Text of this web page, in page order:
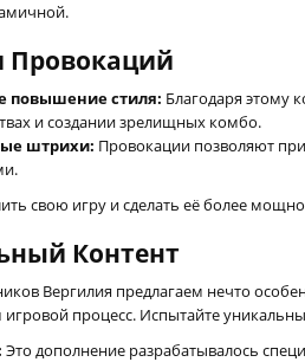
Провокаций
повышение стиля: Благодаря этому
и создании зрелищных комбо.
штрихи: Провокации позволяют
свою игру и сделать её более
Контент
Вергилия предлагаем нечто
процесс. Испытайте
Это дополнение разрабатывалось